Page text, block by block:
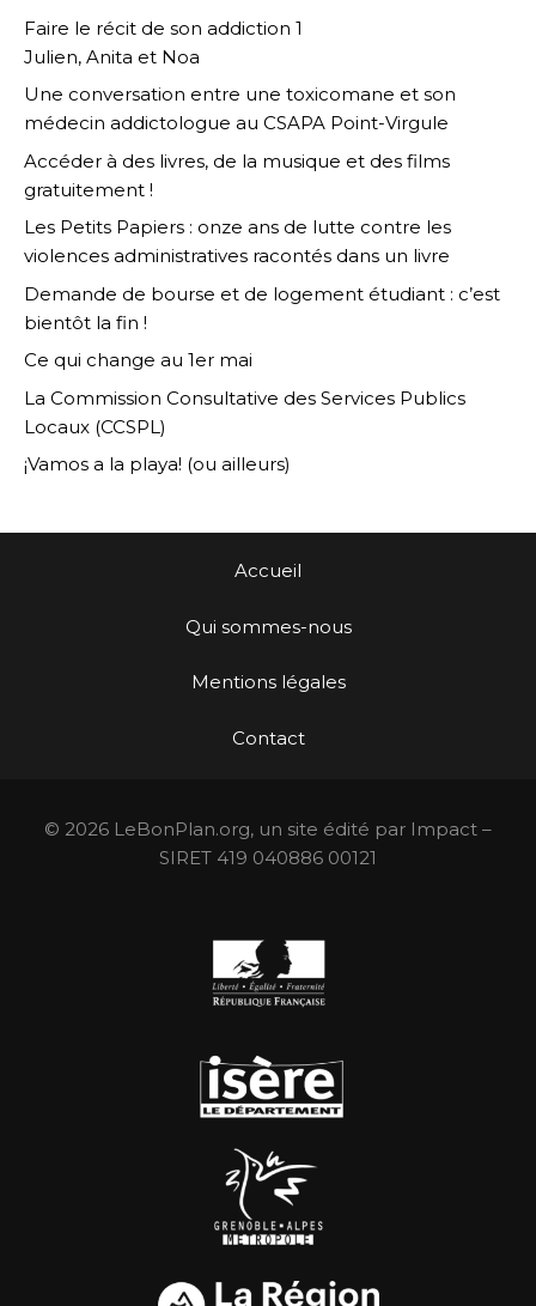
Faire le récit de son addiction 1
Julien, Anita et Noa
Une conversation entre une toxicomane et son
médecin addictologue au CSAPA Point-Virgule
Accéder à des livres, de la musique et des films
gratuitement !
Les Petits Papiers : onze ans de lutte contre les
violences administratives racontés dans un livre
Demande de bourse et de logement étudiant : c’est
bientôt la fin !
Ce qui change au 1er mai
La Commission Consultative des Services Publics
Locaux (CCSPL)
¡Vamos a la playa! (ou ailleurs)
Accueil
Qui sommes-nous
Mentions légales
Contact
© 2026 LeBonPlan.org, un site édité par Impact –
SIRET 419 040886 00121